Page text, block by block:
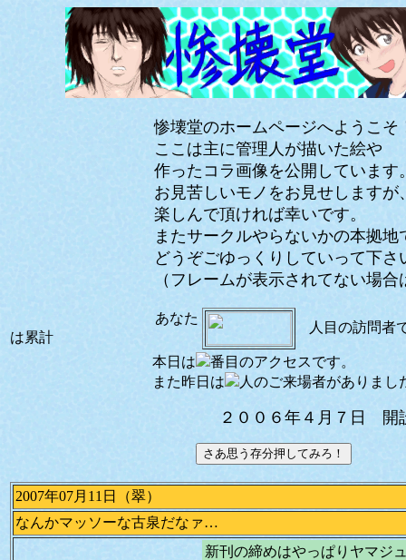
惨壊堂のホームページへようこそ
ここは主に管理人が描いた絵や
作ったコラ画像を公開しています
お見苦しいモノをお見せしますが
楽しんで頂ければ幸いです。
またサークルやらないかの本拠地でも
どうぞごゆっくりしていって下さい
（フレームが表示されてない場合
あなた
は累計
人目の訪問者
本日は
番目のアクセスです。
また昨日は
人のご来場者がありまし
２００６年４月７日 開
2007年07月11日（翠）
なんかマッソーな古泉だなァ…
新刊の締めはやっぱりヤマジ